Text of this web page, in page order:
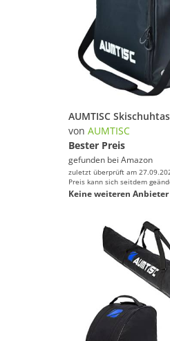
von AUMTISC
Bester Preis
gefunden bei Amazon
zuletzt überprüft am
Preis kann sich seitdem
Keine weiteren Anbieter